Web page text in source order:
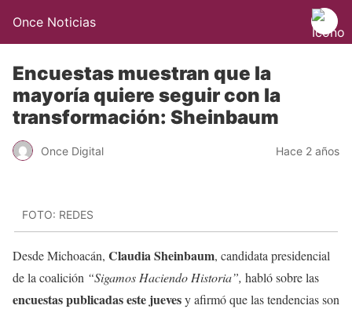
Once Noticias
Encuestas muestran que la
mayoría quiere seguir con la
transformación: Sheinbaum
Once Digital Hace 2 años
FOTO: REDES
Desde Michoacán, Claudia Sheinbaum, candidata presidencial
de la coalición “Sigamos Haciendo Historia”, habló sobre las
encuestas publicadas este juevesy afirmó que las tendencias son